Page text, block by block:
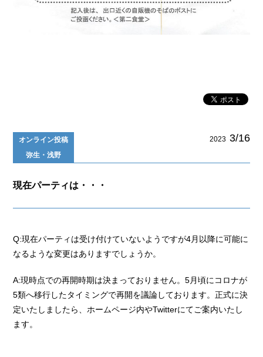
オンライン投稿
弥生・浅野
2023 3/16
現在パーティは・・・
Q:現在パーティは受け付けていないようですが4月以降に可能に
なるような変更はありますでしょうか。
A:現時点での再開時期は決まっておりません。5月頃にコロナが
5類へ移行したタイミングで再開を議論しております。正式に決
定いたしましたら、ホームページ内やTwitterにてご案内いたし
ます。